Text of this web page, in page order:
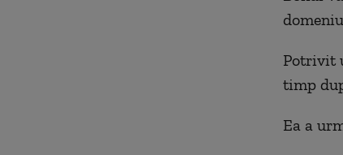
Potrivit
timp
Ea a